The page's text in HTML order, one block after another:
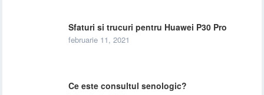
Sfaturi si trucuri pentru Huawei P30 Pro
februarie 11, 2021
Ce este consultul senologic?